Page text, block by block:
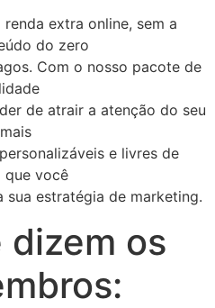
extra online, sem a
do zero
Com o nosso pacote de
de atrair a atenção do seu
e livres de
que você
estratégia de marketing.
dizem os